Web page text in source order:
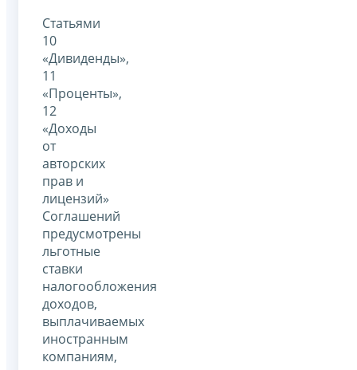
Статьями
10
«Дивиденды»,
11
«Проценты»,
12
«Доходы
от
авторских
прав и
лицензий»
Соглашений
предусмотрены
льготные
ставки
налогообложения
доходов,
выплачиваемых
иностранным
компаниям,